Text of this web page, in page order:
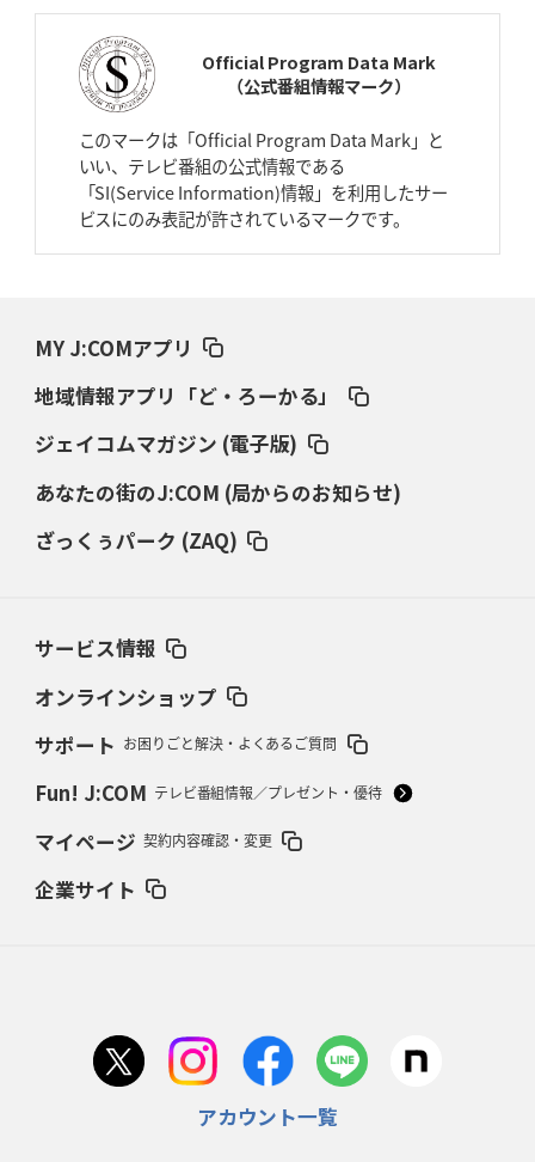
2026年4月9日(木)更新
スティーラーズ、名門復活の足音
2026年4月2日(木)更新
2026年3月26日(木)更新
AZ-COM丸和、リーグワンへ参入決定 「フィールド丸ごと計測機器」の
ダイナボアーズ、“逆輸入SO”三宅駿
「ニュージーランドのフレア（閃
2026年3月5日(木)更新
2026年2月19日(木)更新
37年女子W杯招致への課題と期待
2026年2月12日(木)更新
2026年2月5日(木)更新
占い方
首位スピアーズ、充実の攻撃力 「湧き出る」パスでトライ量産
Official Program Data Mark
（公式番組情報マーク）
このマークは「Official Program Data Mark」と
いい、テレビ番組の公式情報である
「SI(Service Information)情報」を利用したサー
ビスにのみ表記が許されているマークです。
MY J:COMアプリ
地域情報アプリ「ど・ろーかる」
ジェイコムマガジン (電子版)
あなたの街のJ:COM (局からのお知らせ)
ざっくぅパーク (ZAQ)
サービス情報
オンラインショップ
サポート お困りごと解決・よくあるご質問
Fun! J:COM テレビ番組情報／プレゼント・優待
マイページ 契約内容確認・変更
企業サイト
アカウント一覧